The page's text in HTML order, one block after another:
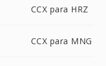
CCX para HRZ
CCX para MNG